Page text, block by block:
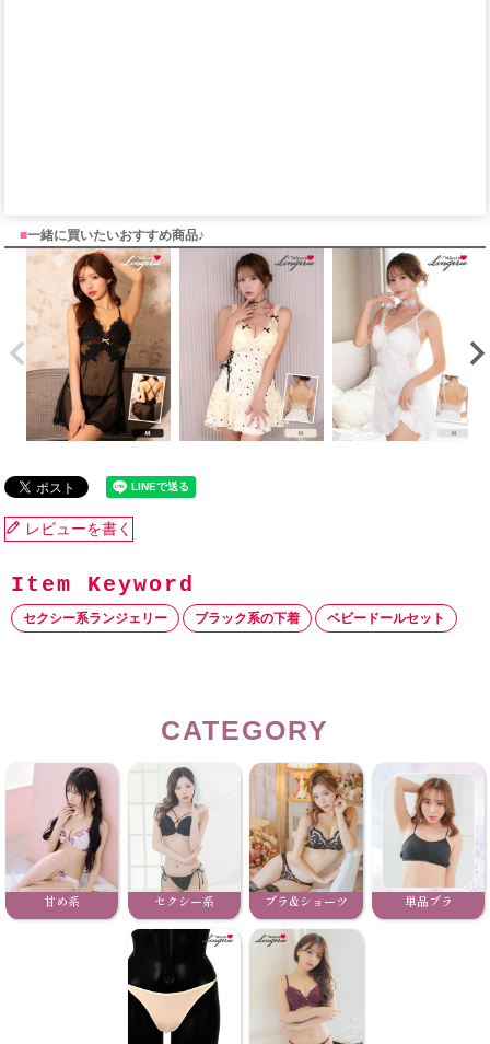
■一緒に買いたいおすすめ商品♪
レビューを書く
セクシー系ランジェリー ブラック系の下着 ベビードールセット
CATEGORY
甘め系 セクシー系 ブラ&ショーツ 単品ブラ